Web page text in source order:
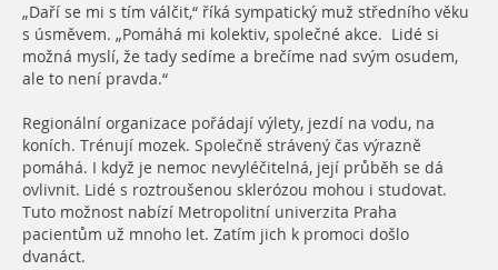
„Daří se mi s tím válčit,“ říká sympatický muž středního věku
s úsměvem. „Pomáhá mi kolektiv, společné akce. Lidé si
možná myslí, že tady sedíme a brečíme nad svým osudem,
ale to není pravda.“
Regionální organizace pořádají výlety, jezdí na vodu, na
koních. Trénují mozek. Společně strávený čas výrazně
pomáhá. I když je nemoc nevyléčitelná, její průběh se dá
ovlivnit. Lidé s roztroušenou sklerózou mohou i studovat.
Tuto možnost nabízí Metropolitní univerzita Praha
pacientům už mnoho let. Zatím jich k promoci došlo
dvanáct.